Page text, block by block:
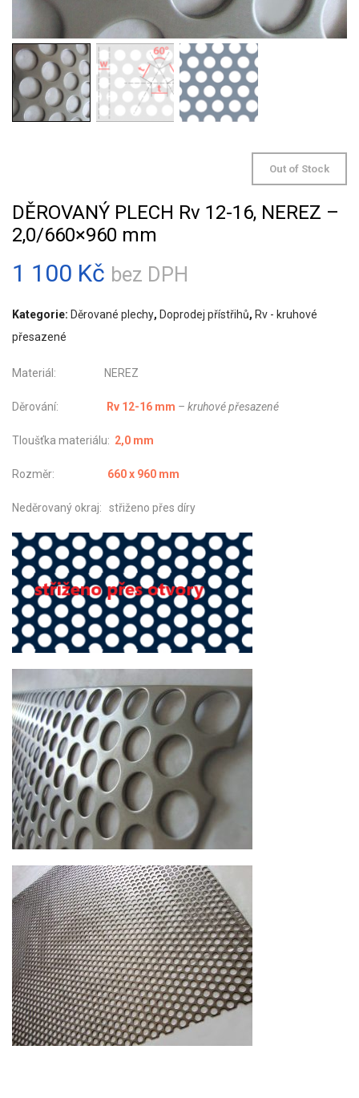
Out of Stock
DĚROVANÝ PLECH Rv 12-16, NEREZ –
2,0/660×960 mm
1 100 Kč bez DPH
Kategorie: Děrované plechy, Doprodej přístřihů, Rv - kruhové
přesazené
Materiál: NEREZ
Děrování: Rv 12-16 mm – kruhové přesazené
Tloušťka materiálu: 2,0 mm
Rozměr: 660 x 960 mm
Neděrovaný okraj: střiženo přes díry